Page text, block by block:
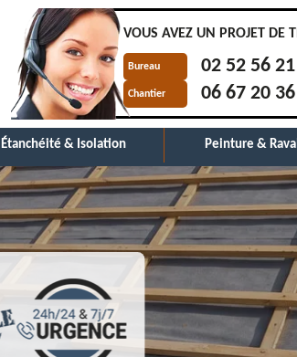
VOUS AVEZ UN PROJET DE
Bureau 02 52 56
Chantier 06 67 20
Étanchéité & Isolation Peinture &